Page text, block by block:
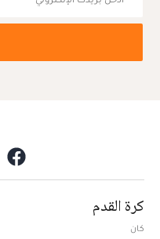
كرة القدم
كان